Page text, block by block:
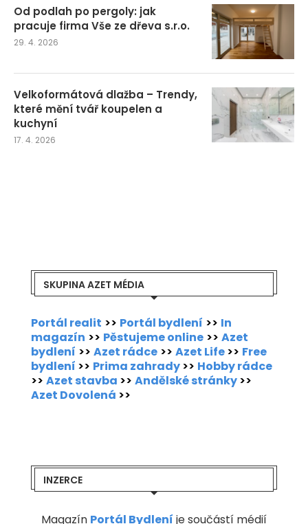
Od podlah po pergoly: jak
pracuje firma Vše ze dřeva s.r.o.
29. 4. 2026
Velkoformátová dlažba – Trendy,
které mění tvář koupelen a
kuchyní
17. 4. 2026
SKUPINA AZET MÉDIA
Portál realit >> Portál bydlení >> In
magazín >> Pěstujeme online >> Azet
bydlení >> Azet rádce >> Azet Life>> Free
bydlení >> Prima zahrady>> Hobby rádce
>> Azet stavba >> Andělské stránky>>
Azet Dovolená >>
INZERCE
Magazín Portál Bydlení je součástí médií